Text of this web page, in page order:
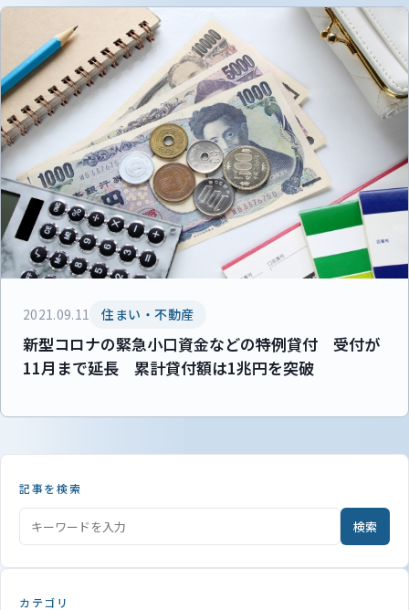
2021.09.11 住まい・不動産
新型コロナの緊急小口資金などの特例貸付 受付が
11月まで延長 累計貸付額は1兆円を突破
記事を検索
検索
カテゴリ